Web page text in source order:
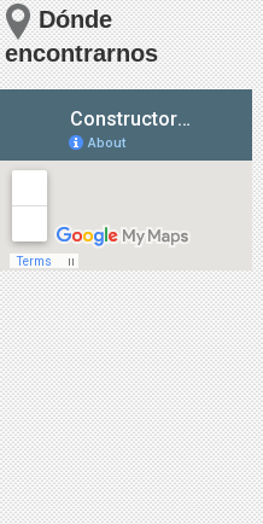
Dónde
encontrarnos